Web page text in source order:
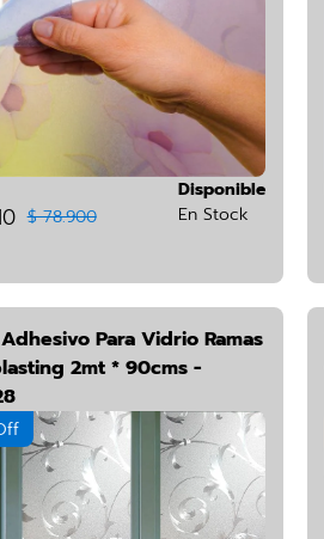
$ 78.900
Disponible
En Stock
Para Vidrio Ramas
2mt * 90cms -